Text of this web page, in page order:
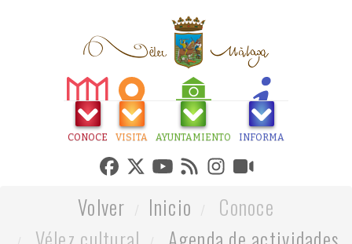
CONOCE VISITA AYUNTAMIENTO INFORMA
Volver Inicio
Conoce